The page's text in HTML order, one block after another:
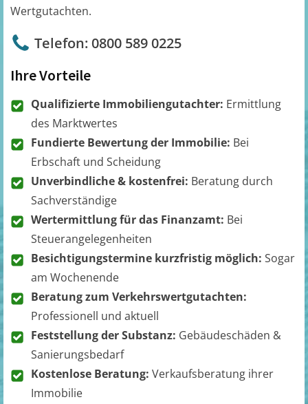
Wertgutachten.
Telefon: 0800 589 0225
Ihre Vorteile
Qualifizierte Immobiliengutachter: Ermittlung
des Marktwertes
Fundierte Bewertung der Immobilie: Bei
Erbschaft und Scheidung
Unverbindliche & kostenfrei: Beratung durch
Sachverständige
Wertermittlung für das Finanzamt: Bei
Steuerangelegenheiten
Besichtigungstermine kurzfristig möglich: Sogar
am Wochenende
Beratung zum Verkehrswertgutachten:
Professionell und aktuell
Feststellung der Substanz: Gebäudeschäden &
Sanierungsbedarf
Kostenlose Beratung: Verkaufsberatung ihrer
Immobilie